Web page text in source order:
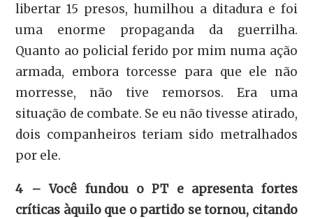
libertar 15 presos, humilhou a ditadura e foi
uma enorme propaganda da guerrilha.
Quanto ao policial ferido por mim numa ação
armada, embora torcesse para que ele não
morresse, não tive remorsos. Era uma
situação de combate. Se eu não tivesse atirado,
dois companheiros teriam sido metralhados
por ele.
4 – Você fundou o PT e apresenta fortes
críticas àquilo que o partido se tornou, citando